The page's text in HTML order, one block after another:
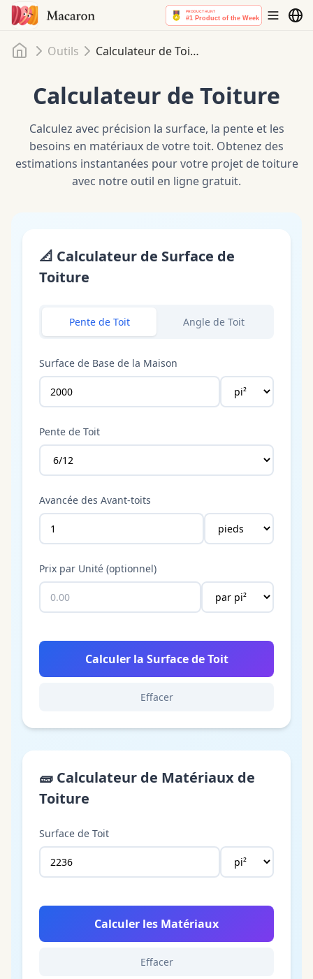
Accueil
Outils Calculateur de Toiture
Calculateur de Toiture
Calculez avec précision la surface, la pente et les
besoins en matériaux de votre toit. Obtenez des
estimations instantanées pour votre projet de toiture
avec notre outil en ligne gratuit.
📐 Calculateur de Surface de
Toiture
Pente de Toit Angle de Toit
Surface de Base de la Maison
Pente de Toit
Avancée des Avant-toits
Prix par Unité (optionnel)
Calculer la Surface de Toit
Effacer
🧱 Calculateur de Matériaux de
Toiture
Surface de Toit
Calculer les Matériaux
Effacer